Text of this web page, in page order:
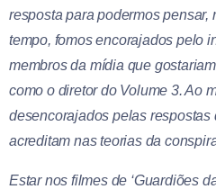
resposta para podermos pensar,
tempo, fomos encorajados pelo
membros da mídia que
como o diretor do Volume 3. Ao
desencorajados pelas
acreditam nas teorias da
Estar nos filmes de ‘Guardiões